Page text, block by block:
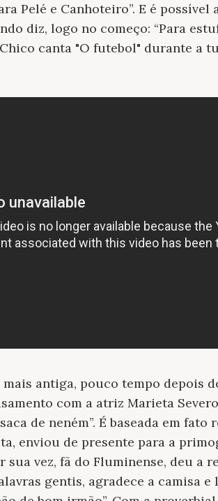
Pelé e Canhoteiro”. E é
diz, logo no começo: “Para
canta "O futebol" durante a
mais antiga, pouco tempo depois
com a atriz Marieta
de neném”. É baseada em
enviou de presente para a
sua vez, fã do Fluminense, deu a
gentis, agradece a camisa